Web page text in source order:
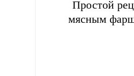
Простой
мясным